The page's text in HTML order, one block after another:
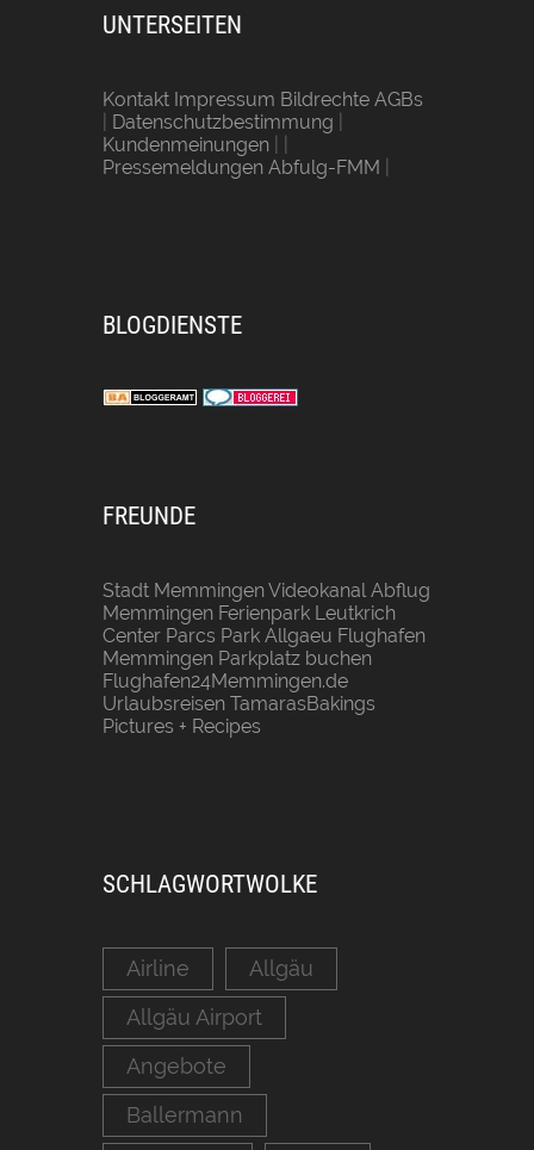
UNTERSEITEN
Kontakt Impressum Bildrechte AGBs
Datenschutzbestimmung
Kundenmeinungen
Pressemeldungen Abfulg-FMM
BLOGDIENSTE
FREUNDE
Stadt MemmingenVideokanal Abflug
Memmingen Ferienpark Leutkrich
Center Parcs Park Allgaeu Flughafen
Memmingen Parkplatz buchen
Flughafen24Memmingen.de
Urlaubsreisen TamarasBakings
Pictures + Recipes
SCHLAGWORTWOLKE
Airline
Allgäu
Allgäu Airport
Angebote
Ballermann